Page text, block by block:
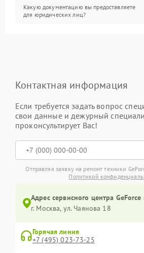
Какую документацию вы предоставляете
для юридических лиц?
Контактная информация
Если требуется задать вопрос
свои данные и дежурный
проконсультирует Вас!
Отправляя заявку на ремонт техники
Политикой
Адрес сервисного центра
г. Москва, ул. Чаянова 18
Горячая линия
+7 (495) 023-73-25